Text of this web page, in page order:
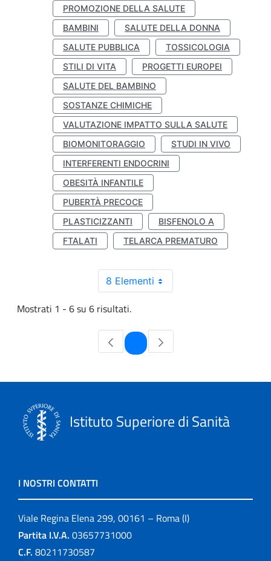
PROMOZIONE DELLA SALUTE
BAMBINI
SALUTE DELLA DONNA
SALUTE PUBBLICA
TOSSICOLOGIA
STILI DI VITA
PROGETTI EUROPEI
SALUTE DEL BAMBINO
SOSTANZE CHIMICHE
VALUTAZIONE IMPATTO SULLA SALUTE
BIOMONITORAGGIO
STUDI IN VIVO
INTERFERENTI ENDOCRINI
OBESITÀ INFANTILE
PUBERTÀ PRECOCE
PLASTICIZZANTI
BISFENOLO A
FTALATI
TELARCA PREMATURO
8 Elementi
Mostrati 1 - 6 su 6 risultati.
Pagina
Istituto Superiore di Sanità
I NOSTRI CONTATTI
Viale Regina Elena 299, 00161 – Roma (I)
Partita I.V.A. 03657731000
C.F. 80211730587